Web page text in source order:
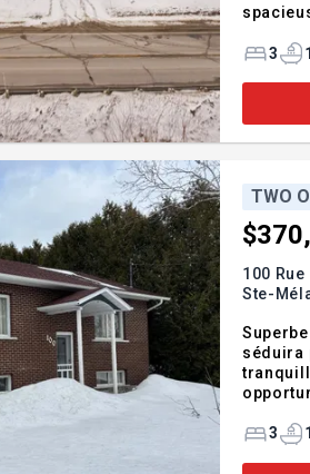
par3 1
TWO
100
Ste-
séduira
cul-de-
3 1